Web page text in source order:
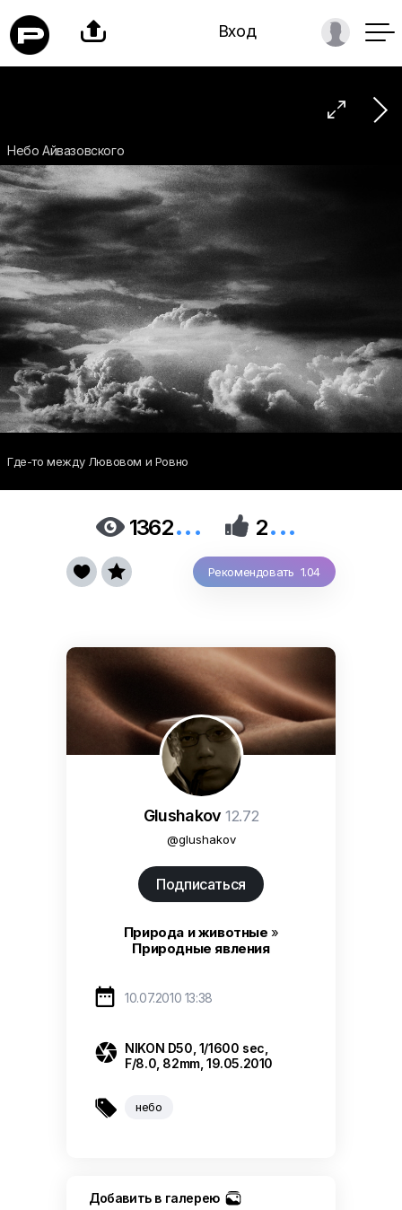
 Вход

Небо Айвазовского
Где-то между Лювовом и Ровно
 1362...  2...
Рекомендовать 1.04
 
Glushakov 12.72
@glushakov
Подписаться
Природа и животные »
Природные явления
 10.07.2010 13:38
 NIKON D50, 1/1600 sec,
F/8.0, 82mm, 19.05.2010
 небо
Добавить в галерею